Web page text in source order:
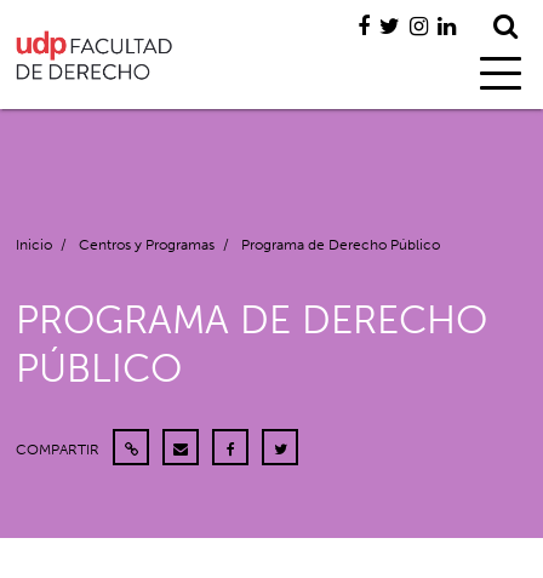
Inicio / Centros y Programas / Programa de Derecho Público
PROGRAMA DE DERECHO
PÚBLICO
COMPARTIR